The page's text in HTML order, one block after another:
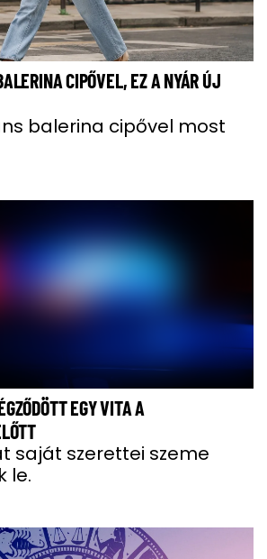
CIPŐVEL, EZ A NYÁR ÚJ
balerina cipővel most
EGY VITA A
saját szerettei szeme
le.